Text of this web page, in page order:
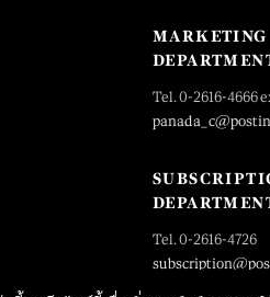
MARKETING
Tel. 0-2616-4666
Tel. 0-2616-4726